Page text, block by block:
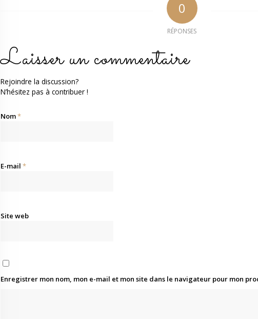
0
RÉPONSES
Laisser un commentaire
Rejoindre la discussion?
N’hésitez pas à contribuer !
Nom*
E-mail *
Site web
Enregistrer mon nom, mon e-mail et mon site dans le navigateur pour mon